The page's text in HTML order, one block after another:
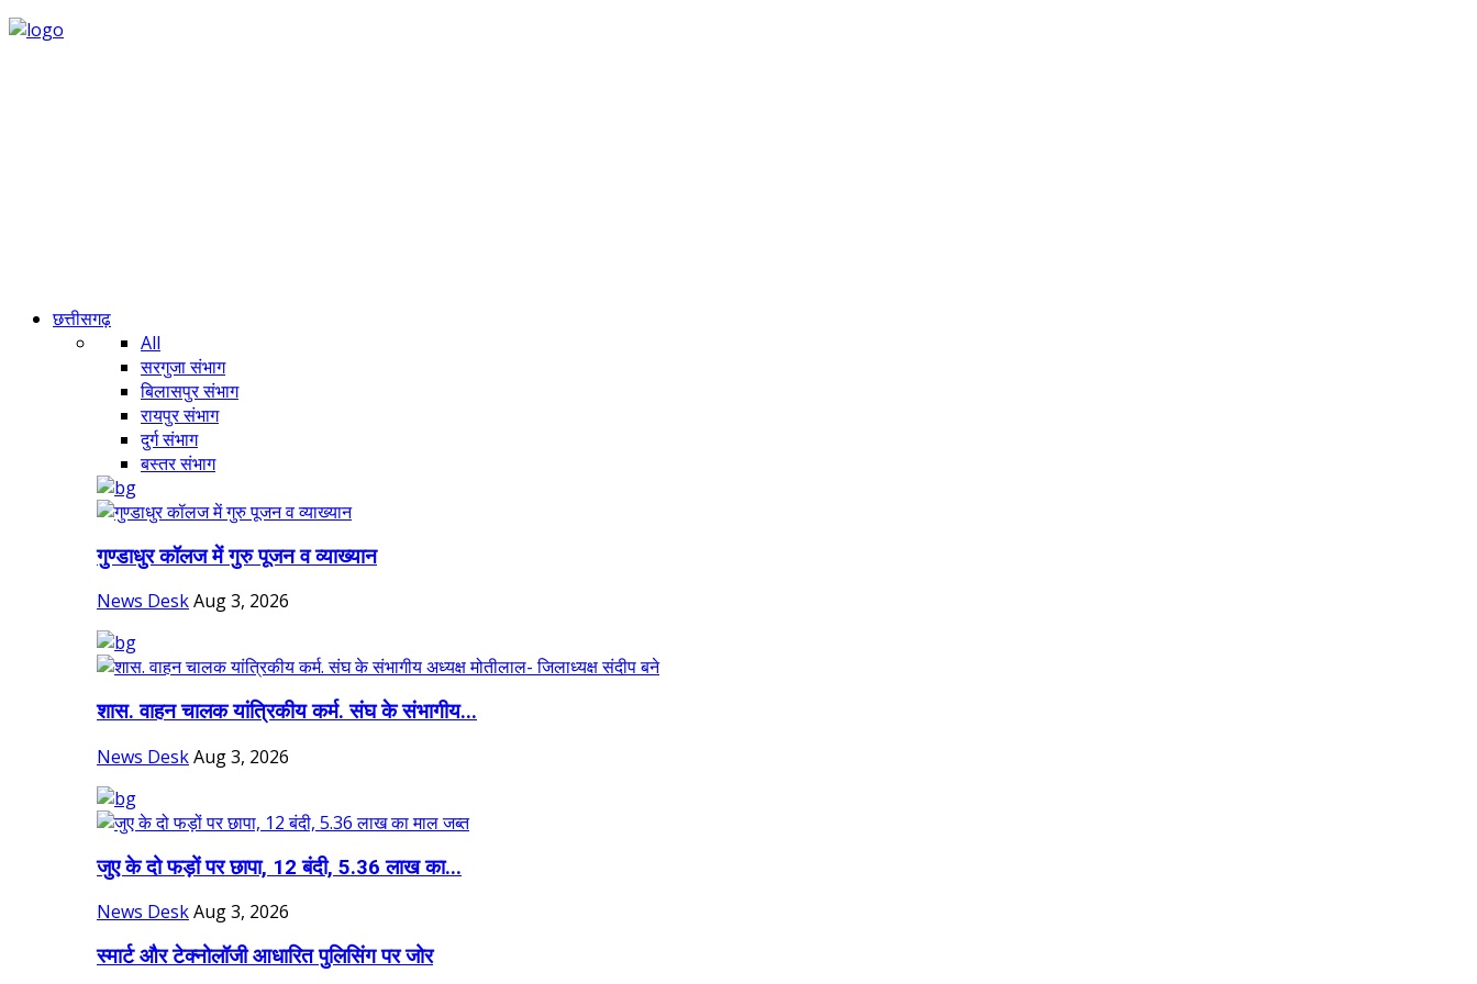
छत्तीसगढ़
All
सरगुजा संभाग
बिलासपुर संभाग
रायपुर संभाग
दुर्ग संभाग
बस्तर संभाग
गुण्डाधुर कॉलज में गुरु पूजन व व्याख्यान
News DeskAug 3, 2026
शास. वाहन चालक यांत्रिकीय कर्म. संघ के संभागीय...
News DeskAug 3, 2026
जुए के दो फड़ों पर छापा, 12 बंदी, 5.36 लाख का...
News DeskAug 3, 2026
स्मार्ट और टेक्नोलॉजी आधारित पुलिसिंग पर जोर